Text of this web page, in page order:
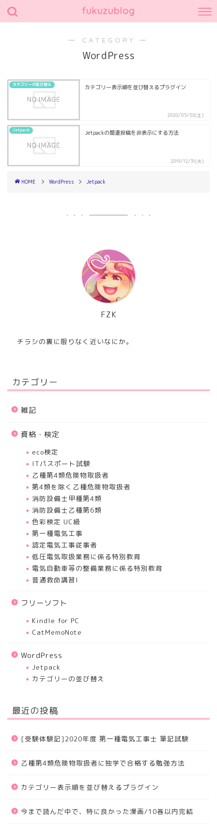
fukuzublog
― CATEGORY ―
WordPress
カテゴリーの並び替え カテゴリー表示順を並び替えるプラグイン
2020/05/02(土)
Jetpack Jetpackの関連投稿を非表示にする方法
2019/12/31(火)
HOME WordPress Jetpack
FZK
チラシの裏に限りなく近いなにか。
カテゴリー
雑記
資格・検定
eco検定
ITパスポート試験
乙種第4類危険物取扱者
第4類を除く乙種危険物取扱者
消防設備士甲種第4類
消防設備士乙種第6類
色彩検定 UC級
第一種電気工事
認定電気工事従事者
低圧電気取扱業務に係る特別教育
電気自動車等の整備業務に係る特別教育
普通救命講習I
フリーソフト
Kindle for PC
CatMemoNote
WordPress
Jetpack
カテゴリーの並び替え
最近の投稿
[受験体験記]2020年度 第一種電気工事士 筆記試験
乙種第4類危険物取扱者に独学で合格する勉強方法
カテゴリー表示順を並び替えるプラグイン
今まで読んだ中で、特に良かった漫画/10巻以内完結